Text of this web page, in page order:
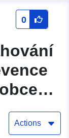
0
Actions